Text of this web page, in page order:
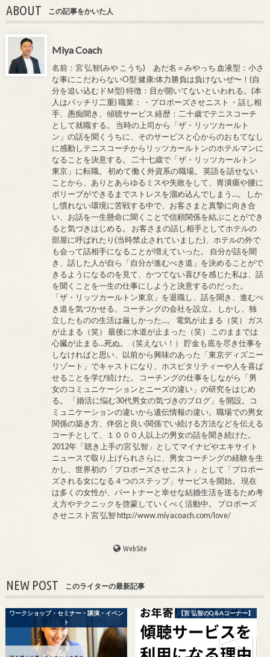
ABOUT この記事をかいた人
Miya Coach
名前：宮 弘智(みや こうち) あだ名＝みやっち 血液型：小さ
な事にこだわらないO型 健康:体力勝負は負けないぜ〜！(自
分を追い込むドＭ型) 特徴：目が開いてないといわれる。(本
人はパッチリ二重) 職業： ・プロポーズさせニスト ・話し相
手、愚痴聞き、傾聴サービス 経歴：二十歳でテニスコーチ
として就職する。 当時の上司から「ザ・リッツカールト
ン」の話を聞くうちに、そのサービスと心からのおもてなし
に感動しテニスコーチからリッツカールトンのホテルマンに
なることを決意する。 二十七歳で「ザ・リッツカールトン
東京」に転職。 初めて働く外資系の職場。 英語を話せない
ことから、ありとあらゆるミスや失敗をして、胃潰瘍や腰に
ポリープができるまでストレスを溜め込んでしまう…。 しか
し慣れない環境に苦戦する中で、お客さまと真摯に向き合
い、お話を一生懸命に聞くことで信頼関係を結ぶことができ
ると気づきはじめる。 お客さまの話し相手としてホテルの
部屋に呼ばれたり(当時禁止されていました)、ホテルの外で
も会って話相手になることが増えていった。 自分が話を聞
き、話した人が自ら「自分が進むべき道」を決めることがで
きるようになるのを見て、かつてない喜びを感じた私は、話
を聞くことを一生の仕事にしようと決意するのだった。
「ザ・リッツカールトン東京」を退職し、話を聞き、進むべ
き道を気づかせる、コーチングの会社を設立。 しかし、独
立したものの生活は厳しかった…。 電気が止まる（笑） ガス
が止まる（笑） 最後に水道が止まった（笑） このままでは
心臓が止まる…死ぬ。（笑えない！） 貯金も底を尽き仕事を
しなければと思い、以前から興味のあった「東京ディズニー
リゾート」でキャストになり、ホスピタリティーや人を喜ば
せることを学び続けた。 コーチングの仕事をしながら「男
女のコミュニケーションとニーズの違い」の研究をはじめ
る。 「婚活に悩む30代男女の気づきのブログ」を開設。コ
ミュニケーションの違いから遺伝情報の違い。職場での男女
関係の築き方、伴侶と良い関係でい続ける方法などを伝える
コーチとして、１０００人以上の男女の話を聞き続けた。
2012年「聴き上手の宮 弘智」としてマイナビやエキサイト
ニュースで取り上げられさらに、男女コーチングの経験を生
かし、世界初の「プロポーズさせニスト」として「プロポー
ズされる女になる４つのステップ」サービスを開始。 現在
は多くの女性が、パートナーと幸せな結婚生活を送るため考
え方やテクニックを啓蒙していくべく活動中。 プロポーズ
させニスト宮 弘智 http://www.miyacoach.com/love/
WebSite
NEW POST このライターの最新記事
ワークショップ・セミナー・講演・イベン
ト
【宮 弘智のQ＆Aコーナー】